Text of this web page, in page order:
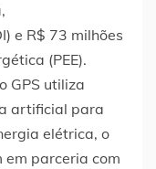
e R$ 73 milhões
(PEE).
GPS utiliza
artificial para
elétrica, o
em parceria com